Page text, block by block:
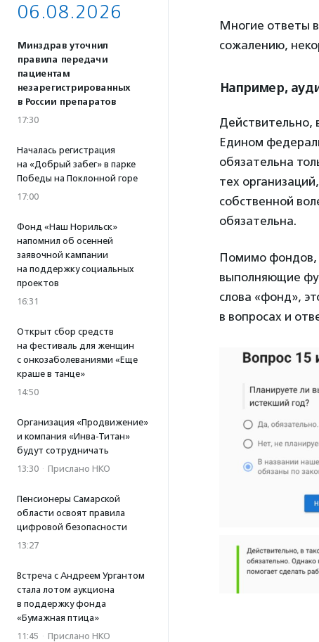
06.08.2026
Минздрав уточнил
правила передачи
пациентам
незарегистрированных
в России препаратов
17:30
Началась регистрация
на «Добрый забег» в парке
Победы на Поклонной горе
17:00
Фонд «Наш Норильск»
напомнил об осенней
заявочной кампании
на поддержку социальных
проектов
16:31
Открыт сбор средств
на фестиваль для женщин
с онкозаболеваниями «Еще
краше в танце»
14:50
Организация «Продвижение»
и компания «Инва-Титан»
будут сотрудничать
13:30 · Прислано НКО
Пенсионеры Самарской
области освоят правила
цифровой безопасности
13:27
Встреча с Андреем Ургантом
стала лотом аукциона
в поддержку фонда
«Бумажная птица»
11:45 · Прислано НКО
Многие ответы в
сожалению,
Например,
Действительно,
Едином
обязательна
тех
собственной
обязательна.
Помимо фондов,
выполняющие
слова «фонд»,
в вопросах и